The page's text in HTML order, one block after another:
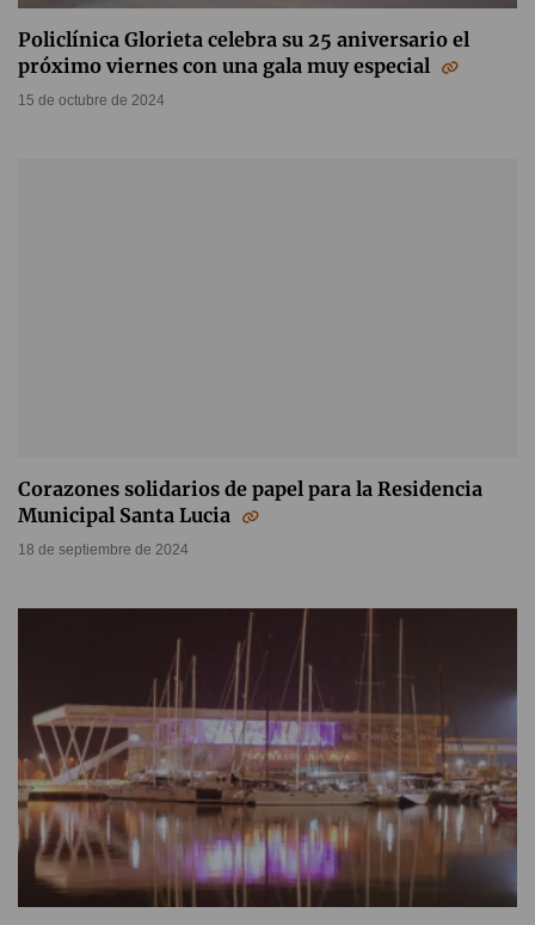
Policlínica Glorieta celebra su 25 aniversario el
próximo viernes con una gala muy especial
15 de octubre de 2024
Corazones solidarios de papel para la Residencia
Municipal Santa Lucia
18 de septiembre de 2024